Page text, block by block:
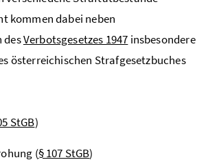
kommen dabei neben
desVerbotsgesetzes 1947 insbesondere
österreichischen Strafgesetzbuches
StGB)
(§ 107 StGB)